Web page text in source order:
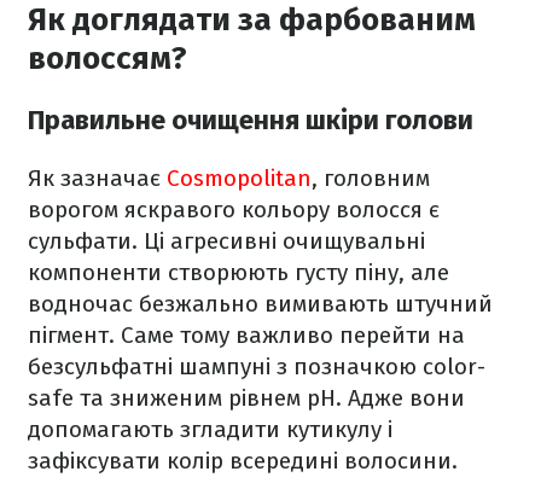
Як доглядати за фарбованим
волоссям?
Правильне очищення шкіри голови
Як зазначає Cosmopolitan, головним
ворогом яскравого кольору волосся є
сульфати. Ці агресивні очищувальні
компоненти створюють густу піну, але
водночас безжально вимивають штучний
пігмент. Саме тому важливо перейти на
безсульфатні шампуні з позначкою color-
safe та зниженим рівнем pH. Адже вони
допомагають згладити кутикулу і
зафіксувати колір всередині волосини.